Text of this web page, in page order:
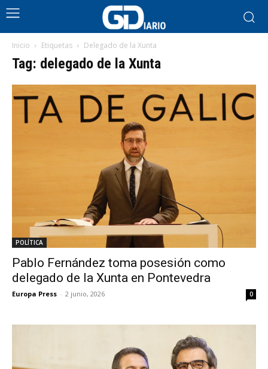
Inicio Etiquetas Delegado de la Xunta
Tag: delegado de la Xunta
POLÍTICA
Pablo Fernández toma posesión como
delegado de la Xunta en Pontevedra
Europa Press - 2 junio, 2026 0